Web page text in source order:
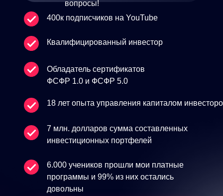
вопросы!
400к подписчиков на YouTube
Квалифицированный инвестор
Обладатель сертификатов
ФСФР 1.0 и ФСФР 5.0
18 лет опыта управления капиталом
7 млн. долларов сумма составленных
инвестиционных портфелей
6.000 учеников прошли мои платные
программы и 99% из них остались
довольны